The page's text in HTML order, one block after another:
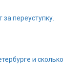
переуступку.
и сколько